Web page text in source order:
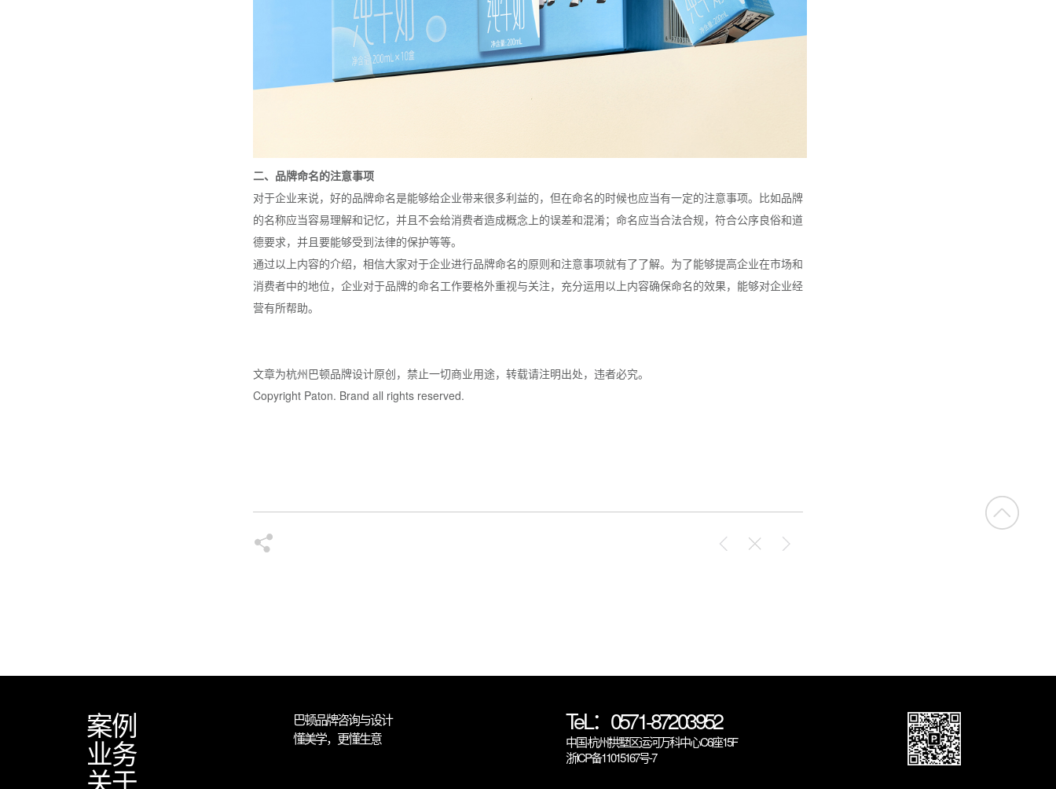
二、品牌命名的注意事项
对于企业来说，好的品牌命名是能够给企业带来很多利益的，但在命名的时候也应当有一定的注意事项。比如品牌
的名称应当容易理解和记忆，并且不会给消费者造成概念上的误差和混淆；命名应当合法合规，符合公序良俗和道
德要求，并且要能够受到法律的保护等等。
通过以上内容的介绍，相信大家对于企业进行品牌命名的原则和注意事项就有了了解。为了能够提高企业在市场和
消费者中的地位，企业对于品牌的命名工作要格外重视与关注，充分运用以上内容确保命名的效果，能够对企业经
营有所帮助。
文章为杭州巴顿品牌设计原创，禁止一切商业用途，转载请注明出处，违者必究。
Copyright Paton. Brand all rights reserved.
案例
业务
关于
巴顿品牌咨询与设计
懂美学，更懂生意
TeL：0571-87203952
中国·杭州拱墅区运河万科中心C6座15F
浙ICP备11015167号-7